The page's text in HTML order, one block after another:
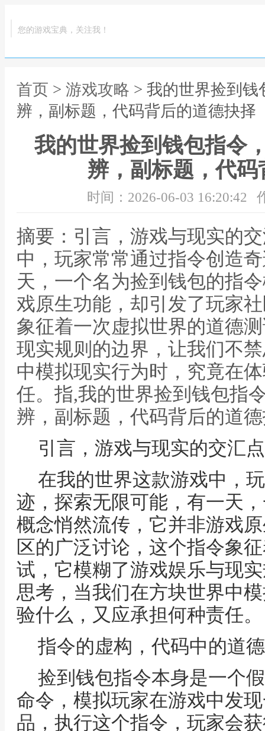
您的游戏宝典，关注我！
首页 > 游戏攻略 > 我的世界捡到
辨，副标题，代码背后的道德抉择
我的世界捡到钱包指令
辨，副标题，代
时间：2026-06-03 16:20:42
摘要：引言，游戏与现实的
中，玩家常常通过指令创造
天，一个名为捡到钱包的指
戏原生功能，却引发了玩家
象征着一次虚拟世界的道德
现实规则的边界，让我们不
中模拟现实行为时，究竟在
任。指,我的世界捡到钱包指
辨，副标题，代码背后的道
引言，游戏与现实的交汇点
在我的世界这款游戏中，
迹，探索无限可能，有一天
概念悄然流传，它并非游戏
区的广泛讨论，这个指令象
试，它模糊了游戏娱乐与现
思考，当我们在方块世界中
验什么，又应承担何种责任。
指令的虚构，代码中的道
捡到钱包指令本身是一个
命令，模拟玩家在游戏中发
品，执行这个指令，玩家会